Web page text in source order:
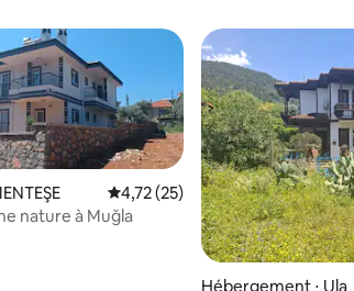
Évaluation moyenne sur la base
4,72 (25)
nature à Muğla
Hébergement ⋅ Ula